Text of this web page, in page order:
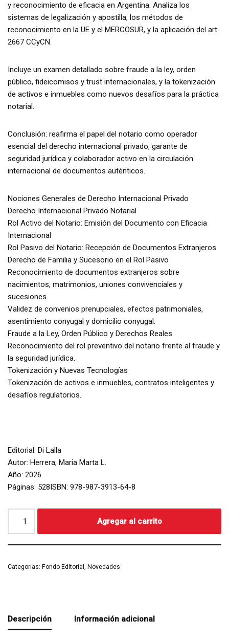
y reconocimiento de eficacia en Argentina. Analiza los
sistemas de legalización y apostilla, los métodos de
reconocimiento en la UE y el MERCOSUR, y la aplicación del art.
2667 CCyCN.
Incluye un examen detallado sobre fraude a la ley, orden
público, fideicomisos y trust internacionales, y la tokenización
de activos e inmuebles como nuevos desafíos para la práctica
notarial.
Conclusión: reafirma el papel del notario como operador
esencial del derecho internacional privado, garante de
seguridad jurídica y colaborador activo en la circulación
internacional de documentos auténticos.
Nociones Generales de Derecho Internacional Privado
Derecho Internacional Privado Notarial
Rol Activo del Notario: Emisión del Documento con Eficacia
Internacional
Rol Pasivo del Notario: Recepción de Documentos Extranjeros
Derecho de Familia y Sucesorio en el Rol Pasivo
Reconocimiento de documentos extranjeros sobre
nacimientos, matrimonios, uniones convivenciales y
sucesiones.
Validez de convenios prenupciales, efectos patrimoniales,
asentimiento conyugal y domicilio conyugal.
Fraude a la Ley, Orden Público y Derechos Reales
Reconocimiento del rol preventivo del notario frente al fraude y
la seguridad jurídica.
Tokenización y Nuevas Tecnologías
Tokenización de activos e inmuebles, contratos inteligentes y
desafíos regulatorios.
Editorial: Di Lalla
Autor: Herrera, Maria Marta L.
Año: 2026
Páginas: 528ISBN: 978-987-3913-64-8
Agregar al carrito
Categorías: Fondo Editorial , Novedades
Descripción Información adicional